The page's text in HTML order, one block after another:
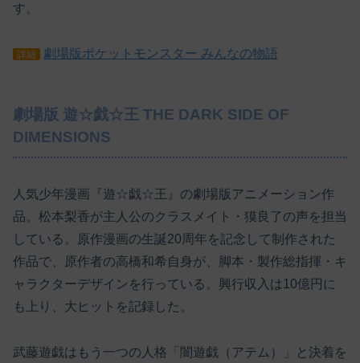
す。
詳細 劇場版ポケットモンスター みんなの物語
劇場版 遊☆戯☆王 THE DARK SIDE OF
DIMENSIONS
人気少年漫画『遊☆戯☆王』の劇場版アニメーション作
品。松本梨香が主人公のクラスメイト・獏良了の声を担当
している。原作漫画の生誕20周年を記念して制作された
作品で、原作者の高橋和希自身が、脚本・製作総指揮・キ
ャラクターデザインを行っている。興行収入は10億円に
も上り、大ヒットを記録した。
武藤遊戯はもう一つの人格「闇遊戯（アテム）」と決着を